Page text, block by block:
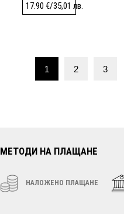
17.90 €/35,01 лв.
1 2 3
МЕТОДИ НА ПЛАЩАНЕ
НАЛОЖЕНО ПЛАЩАНЕ